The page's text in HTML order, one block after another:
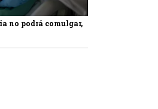
no podrá comulgar,